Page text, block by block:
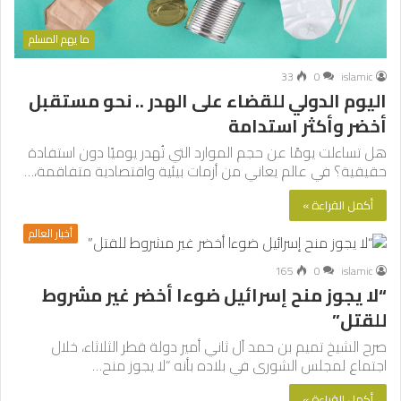
ما يهم المسلم
islamic
0
33
اليوم الدولي للقضاء على الهدر .. نحو مستقبل
أخضر وأكثر استدامة
هل تساءلت يومًا عن حجم الموارد التي تُهدر يوميًا دون استفادة
حقيقية؟ في عالم يعاني من أزمات بيئية واقتصادية متفاقمة،…
أكمل القراءة »
أخبار العالم
islamic
0
165
“لا يجوز منح إسرائيل ضوءا أخضر غير مشروط
للقتل”
صرح الشيخ تميم بن حمد آل ثاني أمير دولة قطر الثلاثاء، خلال
اجتماع لمجلس الشورى في بلاده بأنه “لا يجوز منح…